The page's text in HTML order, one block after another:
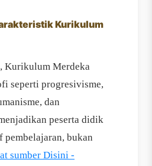
Kurikulum
Kurikulum Merdeka
seperti progresivisme,
dan
peserta didik
pembelajaran, bukan
sumber Disini -